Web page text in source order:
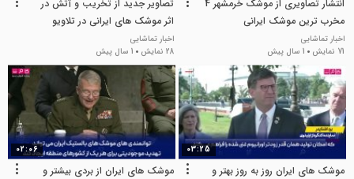
انتشار تصاویری از موشک خرمشهر 4
مخرب ترین موشک ایرانی
اخبار تماشایی
71 نمایش
1 سال پیش
تصاویر جدید از تخریب و آتش در
اثر موشک های ایرانی در تلاویو
اخبار تماشایی
28 نمایش
1 سال پیش
03:25
موشک های ایران روز به روز بهتر و
02:06
موشک های ایران از بردی بیشتر و